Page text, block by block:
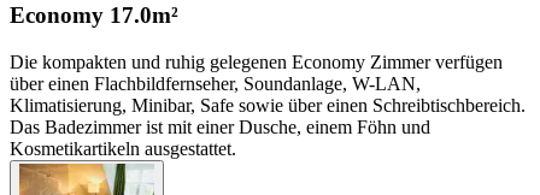
Economy 17.0m²
Die kompakten und ruhig gelegenen Economy Zimmer verfügen
über einen Flachbildfernseher, Soundanlage, W-LAN,
Klimatisierung, Minibar, Safe sowie über einen Schreibtischbereich.
Das Badezimmer ist mit einer Dusche, einem Föhn und
Kosmetikartikeln ausgestattet.